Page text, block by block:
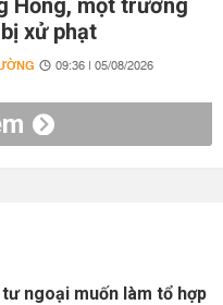
Hồng, một trường
xử phạt
09:36 | 05/08/2026
ngoại muốn làm tổ hợp